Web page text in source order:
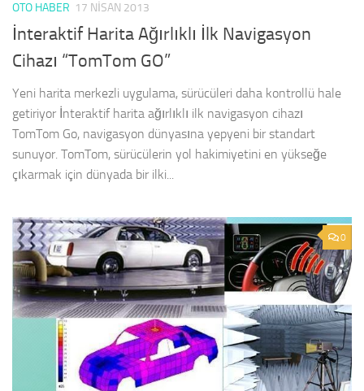
OTO HABER 17 NISAN 2013
İnteraktif Harita Ağırlıklı İlk Navigasyon
Cihazı “TomTom GO”
Yeni harita merkezli uygulama, sürücüleri daha kontrollü hale
getiriyor İnteraktif harita ağırlıklı ilk navigasyon cihazı
TomTom Go, navigasyon dünyasına yepyeni bir standart
sunuyor. TomTom, sürücülerin yol hakimiyetini en yükseğe
çıkarmak için dünyada bir ilki...
0